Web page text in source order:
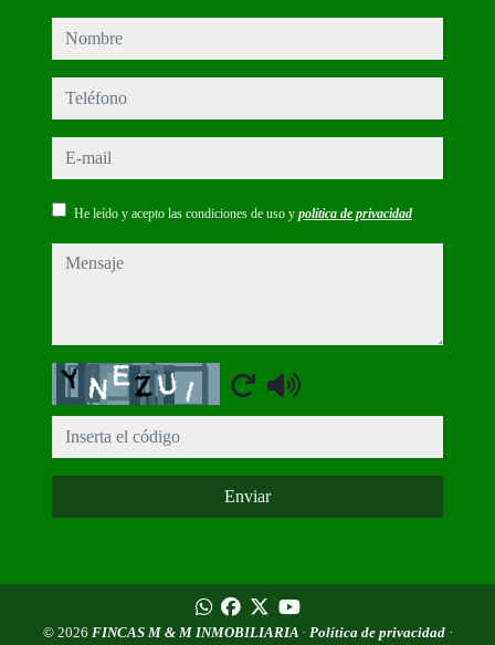
nombre
teléfono
e-mail
He leído y acepto las condiciones de uso y política de privacidad
mensaje
Captcha
Enviar
© 2026 FINCAS M & M INMOBILIARIA · Política de privacidad ·